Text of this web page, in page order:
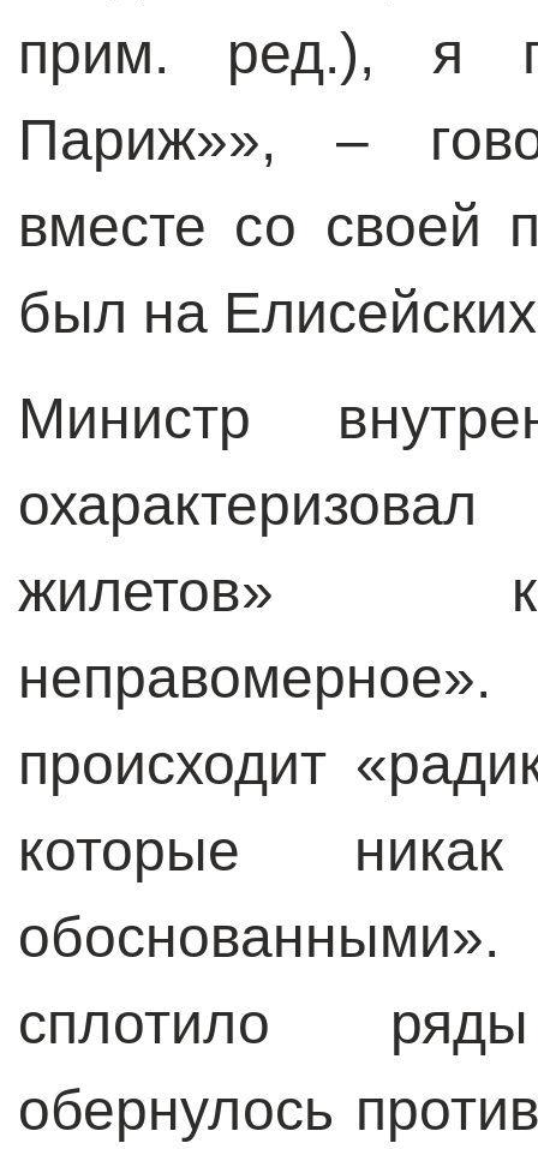
прим. ред.), я
Париж»», –
вместе со своей
был на
Министр
жилетов»
происходит
которые
сплотило
обернулось